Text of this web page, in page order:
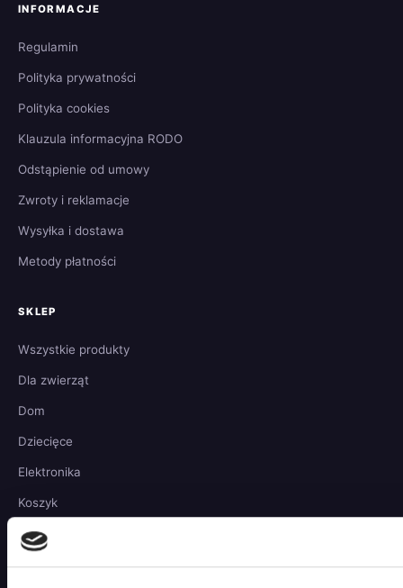
INFORMACJE
Regulamin
Polityka prywatności
Polityka cookies
Klauzula informacyjna RODO
Odstąpienie od umowy
Zwroty i reklamacje
Wysyłka i dostawa
Metody płatności
SKLEP
Wszystkie produkty
Dla zwierząt
Dom
Dziecięce
Elektronika
Koszyk
Moje konto
O nas